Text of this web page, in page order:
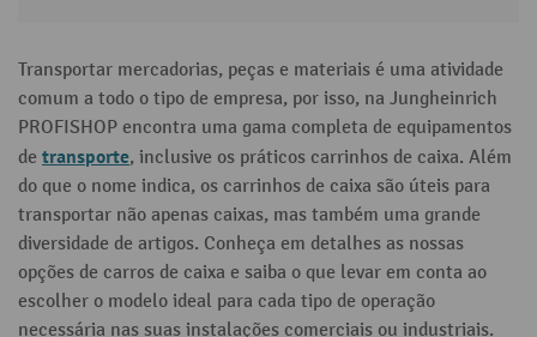
Transportar mercadorias, peças e materiais é uma atividade
comum a todo o tipo de empresa, por isso, na Jungheinrich
PROFISHOP encontra uma gama completa de equipamentos
de transporte, inclusive os práticos carrinhos de caixa. Além
do que o nome indica, os carrinhos de caixa são úteis para
transportar não apenas caixas, mas também uma grande
diversidade de artigos. Conheça em detalhes as nossas
opções de carros de caixa e saiba o que levar em conta ao
escolher o modelo ideal para cada tipo de operação
necessária nas suas instalações comerciais ou industriais.